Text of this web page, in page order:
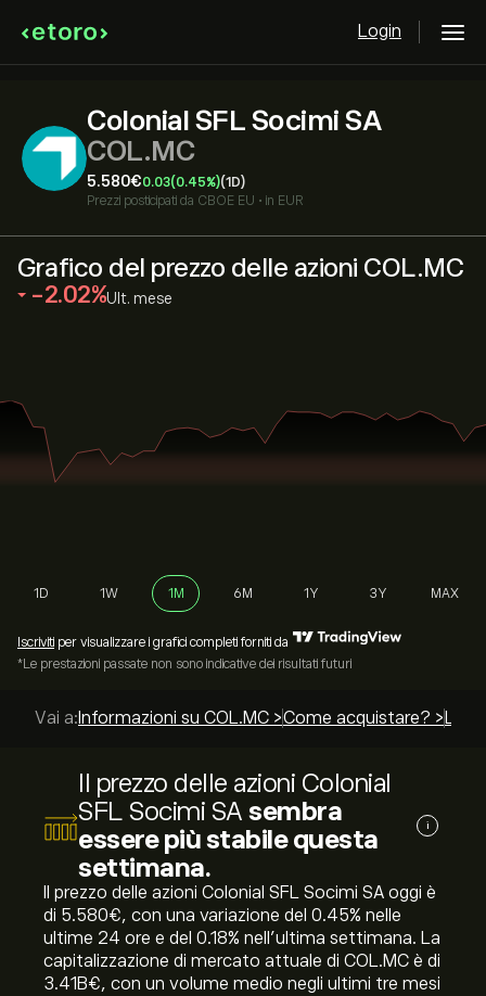
Login
Colonial SFL Socimi SA
COL.MC
5.580‎€‎0.03(0.45%)(1D)
Prezzi posticipati da CBOE EU • in EUR
Grafico del prezzo delle azioni COL.MC
‎-2.02‎ Ult. mese
1D 1W 1M 6M 1Y 3Y MAX
Iscriviti per visualizzare i grafici completi forniti da
*Le prestazioni passate non sono indicative dei risultati futuri
Vai a: Informazioni su COL.MC >Come acquistare? > Le
Il prezzo delle azioni Colonial
SFL Socimi SA sembra
essere più stabile questa
settimana.
i
Il prezzo delle azioni Colonial SFL Socimi SA oggi è
di 5.580‎€‎, con una variazione del ‎0.45‎% nelle
ultime 24 ore e del ‎0.18‎% nell'ultima settimana. La
capitalizzazione di mercato attuale di COL.MC è di
3.41B‎€‎, con un volume medio negli ultimi tre mesi